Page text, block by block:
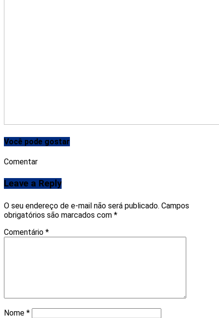
Você pode gostar
Comentar
Leave a Reply
O seu endereço de e-mail não será publicado. Campos
obrigatórios são marcados com *
Comentário *
Nome *